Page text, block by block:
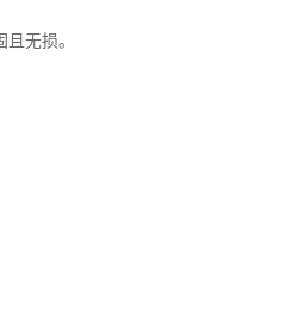
无损。